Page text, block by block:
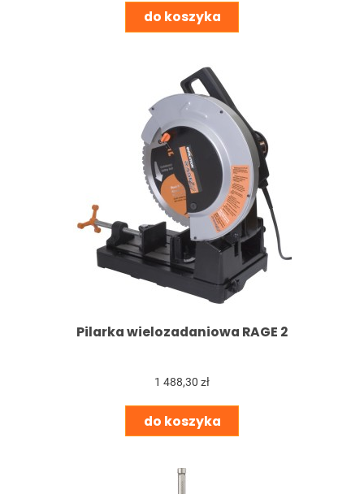
do koszyka
Pilarka wielozadaniowa RAGE 2
1 488,30 zł
do koszyka